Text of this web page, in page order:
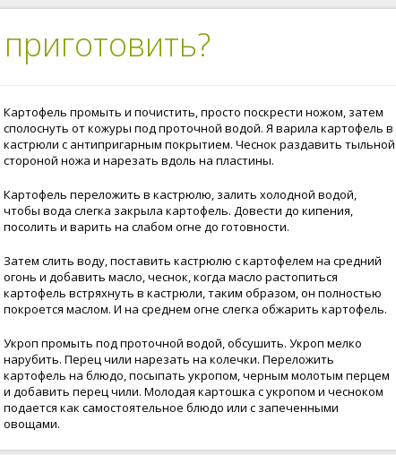
Картофель промыть и почистить, просто поскрести ножом, затем
сполоснуть от кожуры под проточной водой. Я варила картофель в
кастрюли с антипригарным покрытием. Чеснок раздавить тыльной
стороной ножа и нарезать вдоль на пластины.
Картофель переложить в кастрюлю, залить холодной водой,
чтобы вода слегка закрыла картофель. Довести до кипения,
посолить и варить на слабом огне до готовности.
Затем слить воду, поставить кастрюлю с картофелем на средний
огонь и добавить масло, чеснок, когда масло растопиться
картофель встряхнуть в кастрюли, таким образом, он полностью
покроется маслом. И на среднем огне слегка обжарить картофель.
Укроп промыть под проточной водой, обсушить. Укроп мелко
нарубить. Перец чили нарезать на колечки. Переложить
картофель на блюдо, посыпать укропом, черным молотым перцем
и добавить перец чили. Молодая картошка с укропом и чесноком
подается как самостоятельное блюдо или с запеченными
овощами.